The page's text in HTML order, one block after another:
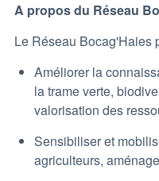
A propos du Réseau
Le Réseau Bocag'Haies
Améliorer la
la trame verte,
valorisation des
Sensibiliser et
agriculteurs,